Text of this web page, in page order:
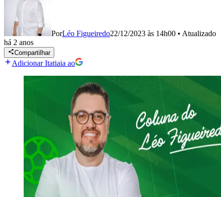
PorLéo Figueiredo22/12/2023 às 14h00 • Atualizado
há 2 anos
Compartilhar
Adicionar Itatiaia ao